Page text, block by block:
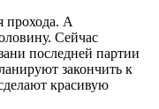
прохода. А
Сейчас
последней партии
закончить к
красивую